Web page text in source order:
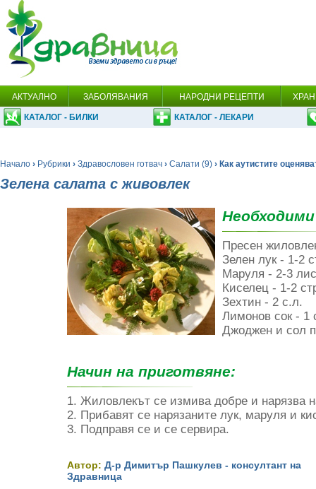
АКТУАЛНО ЗАБОЛЯВАНИЯ НАРОДНИ РЕЦЕПТИ
КАТАЛОГ - БИЛКИ КАТАЛОГ - ЛЕКАРИ
Начало › Рубрики › Здравословен готвач › Салати (9) › Как аутистите
Зелена салата с живовлек
Пресен
Зелен лук - 1-2
Маруля - 2-3
Киселец - 1-2
Зехтин - 2 с.л.
Лимонов сок - 1
Джоджен и сол
Начин на приготвяне:
1. Жиловлекът се измива добре и нарязва
2. Прибавят се нарязаните лук, маруля и
3. Подправя се и се сервира.
Автор: Д-р Димитър Пашкулев - консултант на
Здравница